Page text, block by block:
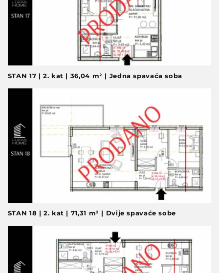
STAN 17 | 2. kat | 36,04 m² | Jedna spavaća soba
STAN 18 | 2. kat | 71,31 m² | Dvije spavaće sobe